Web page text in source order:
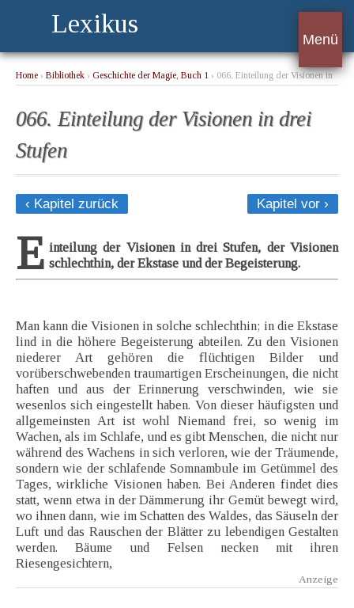
Lexikus
Menü
Home › Bibliothek › Geschichte der Magie, Buch 1 › 066. Einteilung der Visionen in
066. Einteilung der Visionen in drei
Stufen
‹ Kapitel zurück Kapitel vor ›
E inteilung der Visionen in drei Stufen, der Visionen
schlechthin, der Ekstase und der Begeisterung.
Man kann die Visionen in solche schlechthin; in die Ekstase
lind in die höhere Begeisterung abteilen. Zu den Visionen
niederer Art gehören die flüchtigen Bilder und
vorüberschwebenden traumartigen Erscheinungen, die nicht
haften und aus der Erinnerung verschwinden, wie sie
wesenlos sich eingestellt haben. Von dieser häufigsten und
allgemeinsten Art ist wohl Niemand frei, so wenig im
Wachen, als im Schlafe, und es gibt Menschen, die nicht nur
während des Wachens in sich verloren, wie der Träumende,
sondern wie der schlafende Somnambule im Getümmel des
Tages, wirkliche Visionen haben. Bei Anderen findet dies
statt, wenn etwa in der Dämmerung ihr Gemüt bewegt wird,
wo ihnen dann, wie im Schatten des Waldes, das Säuseln der
Luft und das Rauschen der Blätter zu lebendigen Gestalten
werden. Bäume und Felsen necken mit ihren
Riesengesichtern,